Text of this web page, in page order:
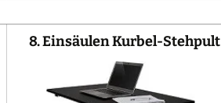
8. Einsäulen Kurbel-Stehpult